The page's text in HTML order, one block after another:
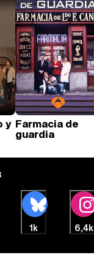
y Farmacia de
guardia
1k 6,4k